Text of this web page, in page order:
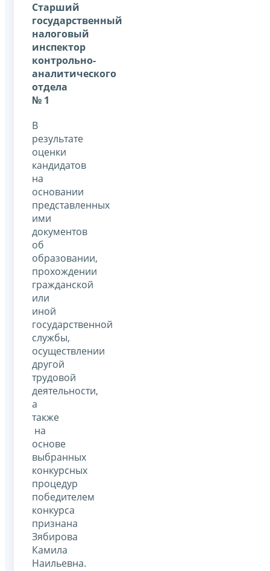
Старший
государственный
налоговый
инспектор
контрольно-
аналитического
отдела
№ 1
В
результате
оценки
кандидатов
на
основании
представленных
ими
документов
об
образовании,
прохождении
гражданской
или
иной
государственной
службы,
осуществлении
другой
трудовой
деятельности,
а
также
на
основе
выбранных
конкурсных
процедур
победителем
конкурса
признана
Зябирова
Камила
Наильевна.